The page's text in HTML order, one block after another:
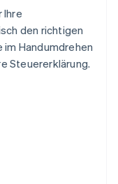
Ihre
den richtigen
Handumdrehen
Steuererklärung.